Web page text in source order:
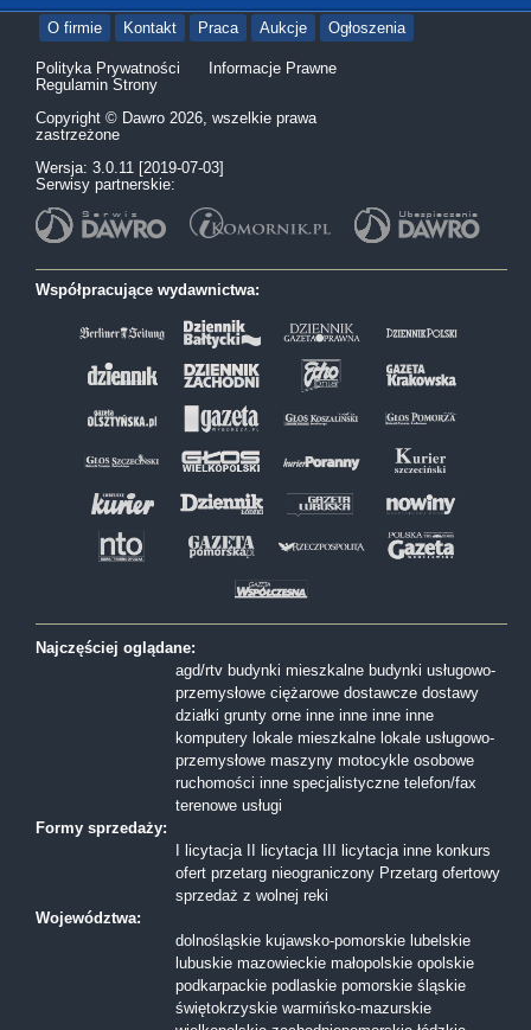
O firmie Kontakt Praca Aukcje Ogłoszenia
Polityka Prywatności
Informacje Prawne
Regulamin Strony
Copyright © Dawro 2026, wszelkie prawa
zastrzeżone
Wersja: 3.0.11 [2019-07-03]
Serwisy partnerskie:
Współpracujące wydawnictwa:
Najczęściej oglądane:
agd/rtv budynki mieszkalne budynki usługowo-
przemysłowe ciężarowe dostawcze dostawy
działki grunty orne inne inne inne inne
komputery lokale mieszkalne lokale usługowo-
przemysłowe maszyny motocykle osobowe
ruchomości inne specjalistyczne telefon/fax
terenowe usługi
Formy sprzedaży:
I licytacja
II licytacja III licytacja inne konkurs
ofert przetarg nieograniczony Przetarg ofertowy
sprzedaż z wolnej reki
Województwa:
dolnośląskie kujawsko-pomorskie lubelskie
lubuskie mazowieckie małopolskie opolskie
podkarpackie podlaskie pomorskie śląskie
świętokrzyskie warmińsko-mazurskie